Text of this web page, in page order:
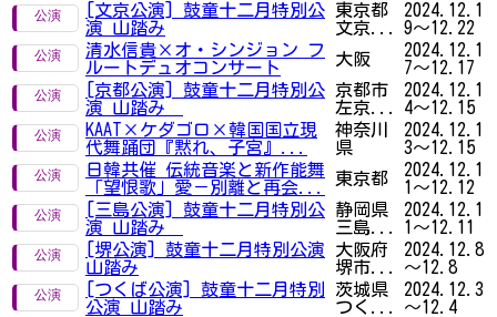
[文京公演] 鼓童十二月特別公
演 山踏み
東京都
文京...
2024.12.1
9～12.22
清水信貴×オ・シンジョン フ
ルートデュオコンサート
大阪
2024.12.1
7～12.17
[京都公演] 鼓童十二月特別公
演 山踏み
京都市
左京...
2024.12.1
4～12.15
KAAT×ケダゴロ×韓国国立現
代舞踊団『黙れ、子宮』...
神奈川
県
2024.12.1
3～12.15
日韓共催 伝統音楽と新作能舞
「望恨歌」愛－別離と再会...
東京都
2024.12.1
1～12.12
[三島公演] 鼓童十二月特別公
演 山踏み
静岡県
三島...
2024.12.1
1～12.11
[堺公演] 鼓童十二月特別公演
山踏み
大阪府
堺市...
2024.12.8
～12.8
[つくば公演] 鼓童十二月特別
公演 山踏み
茨城県
つく...
2024.12.3
～12.4